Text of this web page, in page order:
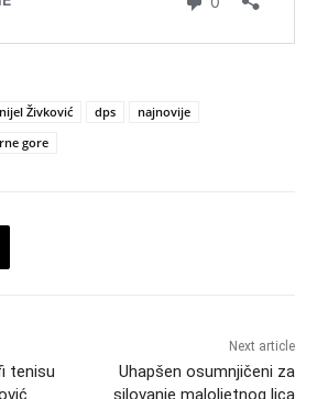
Živković dps
najnovije
gore
tenisu
Next article
Uhapšen osumnjičeni za
silovanje maloljetnog lica